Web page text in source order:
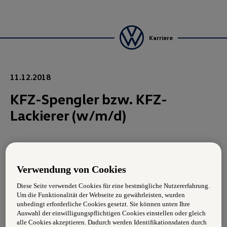
Karriere
11.12.2018
KFZ-Spengler bzw. KFZ-
Lackierer (w/m/d)
Lackieren und Gestalten von Fahrzeugoberflächen
Instandhaltungsarbeiten
Dokumentation von Schäden
Verwendung von Cookies
Diese Seite verwendet Cookies für eine bestmögliche Nutzererfahrung.
Um die Funktionalität der Webseite zu gewährleisten, wurden
unbedingt erforderliche Cookies gesetzt. Sie können unten Ihre
Auswahl der einwilligungspflichtigen Cookies einstellen oder gleich
alle Cookies akzeptieren. Dadurch werden Identifikationsdaten durch